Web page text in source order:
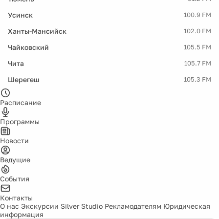
Усинск 100.9 FM
Ханты-Мансийск 102.0 FM
Чайковский 105.5 FM
Чита 105.7 FM
Шерегеш 105.3 FM
Расписание
Программы
Новости
Ведущие
События
Контакты
О нас Экскурсии Silver Studio Рекламодателям Юридическая
информация